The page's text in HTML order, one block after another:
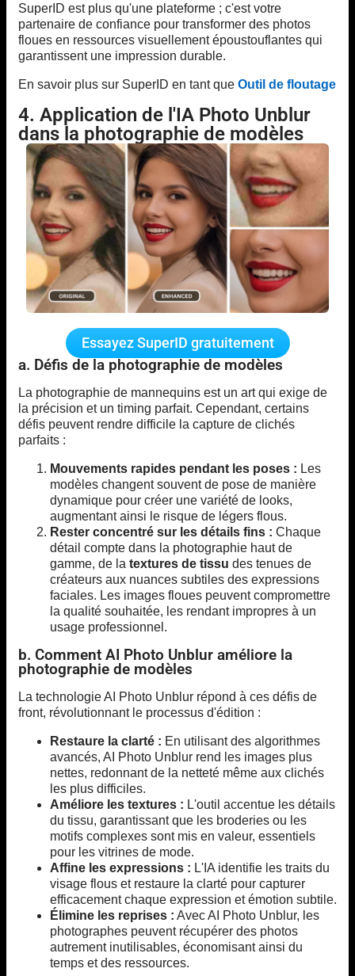
SuperID est plus qu'une plateforme ; c'est votre
partenaire de confiance pour transformer des photos
floues en ressources visuellement époustouflantes qui
garantissent une impression durable.
En savoir plus sur SuperID en tant que Outil de floutage
4. Application de l'IA Photo Unblur
dans la photographie de modèles
Essayez SuperID gratuitement
a. Défis de la photographie de modèles
La photographie de mannequins est un art qui exige de
la précision et un timing parfait. Cependant, certains
défis peuvent rendre difficile la capture de clichés
parfaits :
Mouvements rapides pendant les poses : Les
modèles changent souvent de pose de manière
dynamique pour créer une variété de looks,
augmentant ainsi le risque de légers flous.
Rester concentré sur les détails fins : Chaque
détail compte dans la photographie haut de
gamme, de la textures de tissu des tenues de
créateurs aux nuances subtiles des expressions
faciales. Les images floues peuvent compromettre
la qualité souhaitée, les rendant impropres à un
usage professionnel.
b. Comment AI Photo Unblur améliore la
photographie de modèles
La technologie AI Photo Unblur répond à ces défis de
front, révolutionnant le processus d'édition :
Restaure la clarté : En utilisant des algorithmes
avancés, AI Photo Unblur rend les images plus
nettes, redonnant de la netteté même aux clichés
les plus difficiles.
Améliore les textures : L'outil accentue les détails
du tissu, garantissant que les broderies ou les
motifs complexes sont mis en valeur, essentiels
pour les vitrines de mode.
Affine les expressions : L'IA identifie les traits du
visage flous et restaure la clarté pour capturer
efficacement chaque expression et émotion subtile.
Élimine les reprises : Avec AI Photo Unblur, les
photographes peuvent récupérer des photos
autrement inutilisables, économisant ainsi du
temps et des ressources.